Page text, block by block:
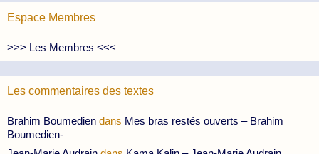
Espace Membres
>>> Les Membres <<<
Les commentaires des textes
Brahim Boumedien dans Mes bras restés ouverts – Brahim
Boumedien-